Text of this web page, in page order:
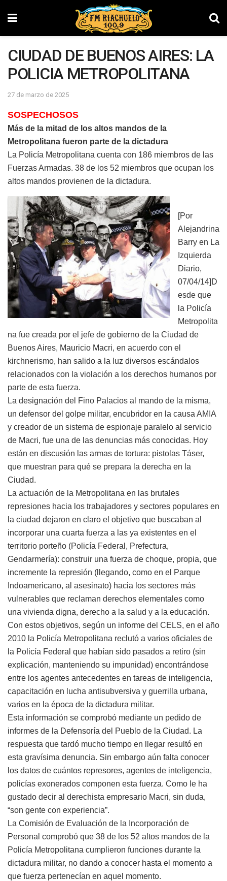
CIUDAD DE BUENOS AIRES: LA
POLICIA METROPOLITANA
27 de marzo de 2025
SOSPECHOSOS
Más de la mitad de los altos mandos de la
Metropolitana fueron parte de la dictadura
La Policía Metropolitana cuenta con 186 miembros de las
Fuerzas Armadas. 38 de los 52 miembros que ocupan los
altos mandos provienen de la dictadura.
[Por
Alejandrina
Barry en La
Izquierda
Diario,
07/04/14]D
esde que
la Policía
Metropolita
na fue creada por el jefe de gobierno de la Ciudad de
Buenos Aires, Mauricio Macri, en acuerdo con el
kirchnerismo, han salido a la luz diversos escándalos
relacionados con la violación a los derechos humanos por
parte de esta fuerza.
La designación del Fino Palacios al mando de la misma,
un defensor del golpe militar, encubridor en la causa AMIA
y creador de un sistema de espionaje paralelo al servicio
de Macri, fue una de las denuncias más conocidas. Hoy
están en discusión las armas de tortura: pistolas Táser,
que muestran para qué se prepara la derecha en la
Ciudad.
La actuación de la Metropolitana en las brutales
represiones hacia los trabajadores y sectores populares en
la ciudad dejaron en claro el objetivo que buscaban al
incorporar una cuarta fuerza a las ya existentes en el
territorio porteño (Policía Federal, Prefectura,
Gendarmería): construir una fuerza de choque, propia, que
incremente la represión (llegando, como en el Parque
Indoamericano, al asesinato) hacia los sectores más
vulnerables que reclaman derechos elementales como
una vivienda digna, derecho a la salud y a la educación.
Con estos objetivos, según un informe del CELS, en el año
2010 la Policía Metropolitana reclutó a varios oficiales de
la Policía Federal que habían sido pasados a retiro (sin
explicación, manteniendo su impunidad) encontrándose
entre los agentes antecedentes en tareas de inteligencia,
capacitación en lucha antisubversiva y guerrilla urbana,
varios en la época de la dictadura militar.
Esta información se comprobó mediante un pedido de
informes de la Defensoría del Pueblo de la Ciudad. La
respuesta que tardó mucho tiempo en llegar resultó en
esta gravísima denuncia. Sin embargo aún falta conocer
los datos de cuántos represores, agentes de inteligencia,
policías exonerados componen esta fuerza. Como le ha
gustado decir al derechista empresario Macri, sin duda,
“son gente con experiencia”.
La Comisión de Evaluación de la Incorporación de
Personal comprobó que 38 de los 52 altos mandos de la
Policía Metropolitana cumplieron funciones durante la
dictadura militar, no dando a conocer hasta el momento a
que fuerza pertenecían en aquel momento.